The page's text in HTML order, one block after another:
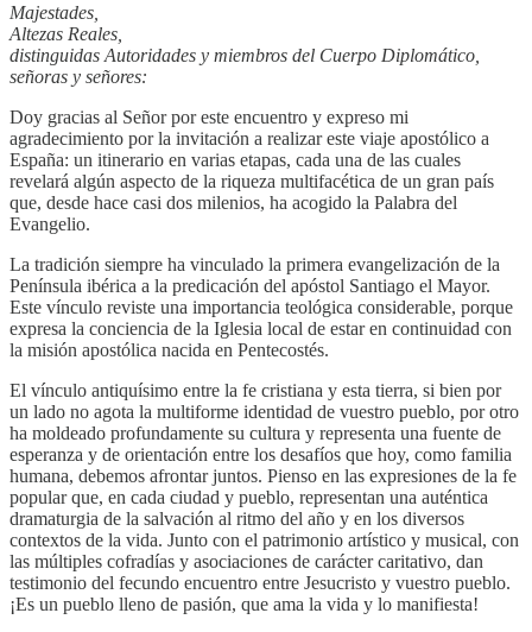
Majestades,
Altezas Reales,
distinguidas Autoridades y miembros del Cuerpo Diplomático,
señoras y señores:
Doy gracias al Señor por este encuentro y expreso mi
agradecimiento por la invitación a realizar este viaje apostólico a
España: un itinerario en varias etapas, cada una de las cuales
revelará algún aspecto de la riqueza multifacética de un gran país
que, desde hace casi dos milenios, ha acogido la Palabra del
Evangelio.
La tradición siempre ha vinculado la primera evangelización de la
Península ibérica a la predicación del apóstol Santiago el Mayor.
Este vínculo reviste una importancia teológica considerable, porque
expresa la conciencia de la Iglesia local de estar en continuidad con
la misión apostólica nacida en Pentecostés.
El vínculo antiquísimo entre la fe cristiana y esta tierra, si bien por
un lado no agota la multiforme identidad de vuestro pueblo, por otro
ha moldeado profundamente su cultura y representa una fuente de
esperanza y de orientación entre los desafíos que hoy, como familia
humana, debemos afrontar juntos. Pienso en las expresiones de la fe
popular que, en cada ciudad y pueblo, representan una auténtica
dramaturgia de la salvación al ritmo del año y en los diversos
contextos de la vida. Junto con el patrimonio artístico y musical, con
las múltiples cofradías y asociaciones de carácter caritativo, dan
testimonio del fecundo encuentro entre Jesucristo y vuestro pueblo.
¡Es un pueblo lleno de pasión, que ama la vida y lo manifiesta!